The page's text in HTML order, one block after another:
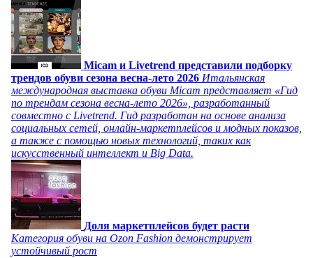
Micam и Livetrend представили подборку
трендов обуви сезона весна-лето 2026 Итальянская
международная выставка обуви Micam представляет «Гид
по трендам сезона весна-лето 2026», разработанный
совместно с Livetrend. Гид разработан на основе анализа
социальных сетей, онлайн-маркетплейсов и модных показов,
а также с помощью новых технологий, таких как
искусственный интеллект и Big Data.
Доля маркетплейсов будет расти
Категория обуви на Ozon Fashion демонстрирует
устойчивый рост